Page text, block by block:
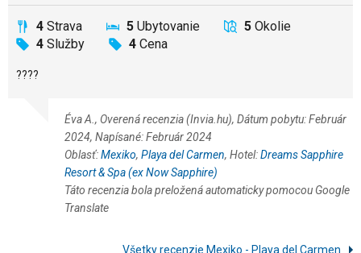
4 Strava 5 Ubytovanie 5 Okolie
4 Služby 4 Cena
????
Éva A., Overená recenzia (Invia.hu), Dátum pobytu: Február
2024, Napísané: Február 2024
Oblasť:Mexiko, Playa del Carmen, Hotel:Dreams Sapphire
Resort & Spa (ex Now Sapphire)
Táto recenzia bola preložená automaticky pomocou Google
Translate
Všetky recenzie Mexiko - Playa del Carmen